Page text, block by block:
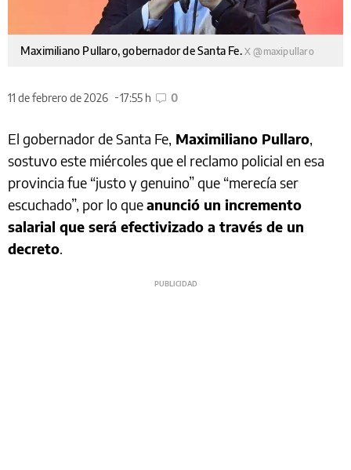
Maximiliano Pullaro, gobernador de Santa Fe. X @maxipullaro
11 de febrero de 2026 17:55 h 0
El gobernador de Santa Fe, Maximiliano Pullaro,
sostuvo este miércoles que el reclamo policial en esa
provincia fue “justo y genuino” que “merecía ser
escuchado”, por lo queanunció un incremento
salarial que será efectivizado a través de un
decreto.